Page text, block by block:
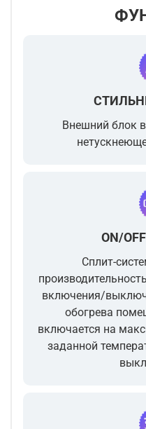
Внешний блок
ON/
Сплит-
включения/
обогрева
включается на
заданной